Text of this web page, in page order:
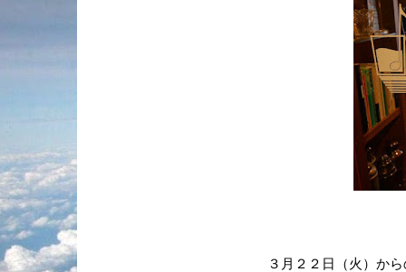
３月２２日（火）か